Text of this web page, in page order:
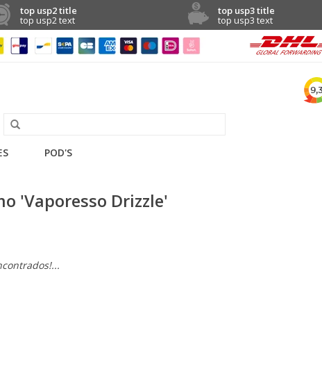
top usp2 title
top usp2 text
top usp3 title
top usp3 text
POD'S
'Vaporesso Drizzle'